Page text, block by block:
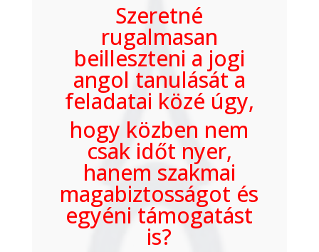
Szeretné
rugalmasan
beilleszteni a jogi
angol tanulását a
feladatai közé úgy,
hogy közben nem
csak időt nyer,
hanem szakmai
magabiztosságot és
egyéni támogatást
is?